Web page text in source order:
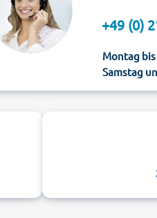
+49 (0)
Montag
Samstag